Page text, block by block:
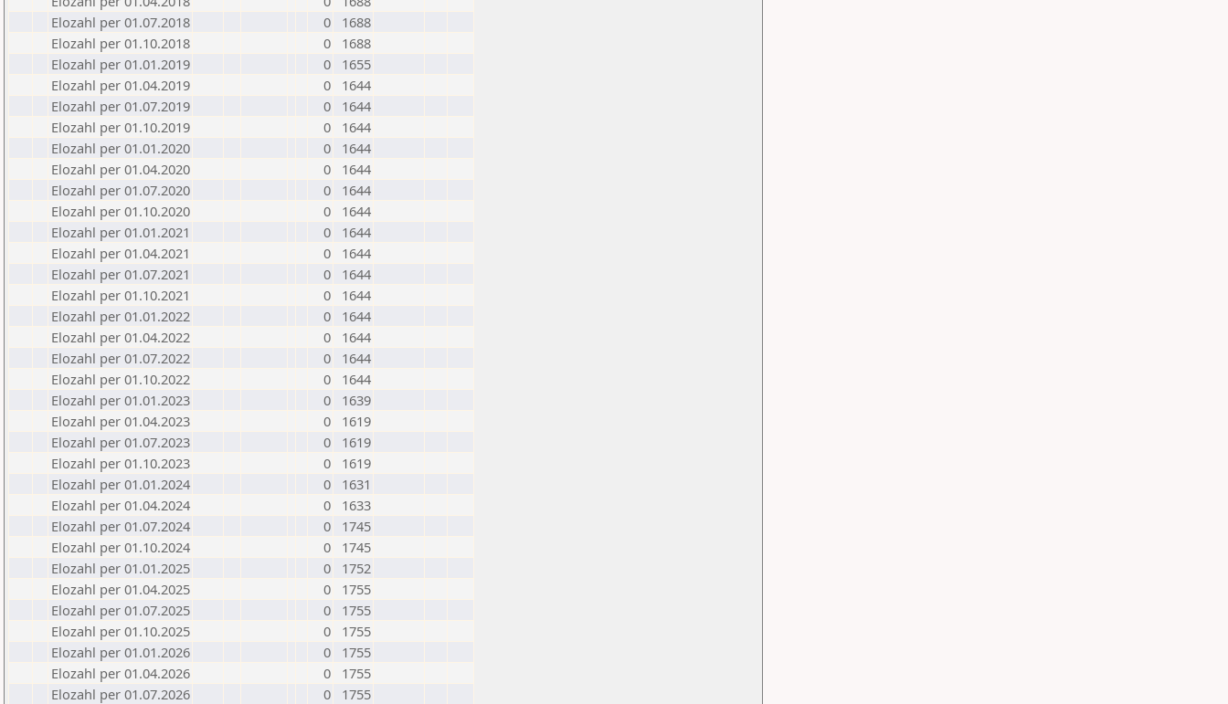
Elozahl per 01.07.2018
0
1688
Elozahl per 01.10.2018
0
1688
Elozahl per 01.01.2019
0
1655
Elozahl per 01.04.2019
0
1644
Elozahl per 01.07.2019
0
1644
Elozahl per 01.10.2019
0
1644
Elozahl per 01.01.2020
0
1644
Elozahl per 01.04.2020
0
1644
Elozahl per 01.07.2020
0
1644
Elozahl per 01.10.2020
0
1644
Elozahl per 01.01.2021
0
1644
Elozahl per 01.04.2021
0
1644
Elozahl per 01.07.2021
0
1644
Elozahl per 01.10.2021
0
1644
Elozahl per 01.01.2022
0
1644
Elozahl per 01.04.2022
0
1644
Elozahl per 01.07.2022
0
1644
Elozahl per 01.10.2022
0
1644
Elozahl per 01.01.2023
0
1639
Elozahl per 01.04.2023
0
1619
Elozahl per 01.07.2023
0
1619
Elozahl per 01.10.2023
0
1619
Elozahl per 01.01.2024
0
1631
Elozahl per 01.04.2024
0
1633
Elozahl per 01.07.2024
0
1745
Elozahl per 01.10.2024
0
1745
Elozahl per 01.01.2025
0
1752
Elozahl per 01.04.2025
0
1755
Elozahl per 01.07.2025
0
1755
Elozahl per 01.10.2025
0
1755
Elozahl per 01.01.2026
0
1755
Elozahl per 01.04.2026
0
1755
Elozahl per 01.07.2026
0 1755